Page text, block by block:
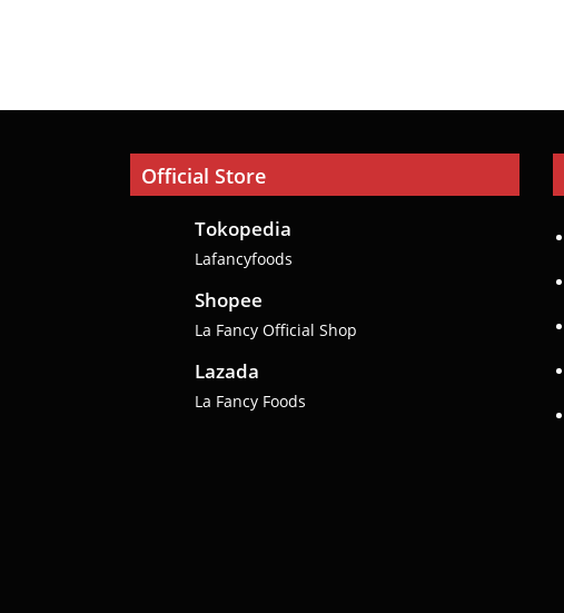
Official Store
Tokopedia
Lafancyfoods
Shopee
La Fancy Official Shop
Lazada
La Fancy Foods